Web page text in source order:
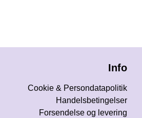
Info
Cookie & Persondatapolitik
Handelsbetingelser
Forsendelse og levering